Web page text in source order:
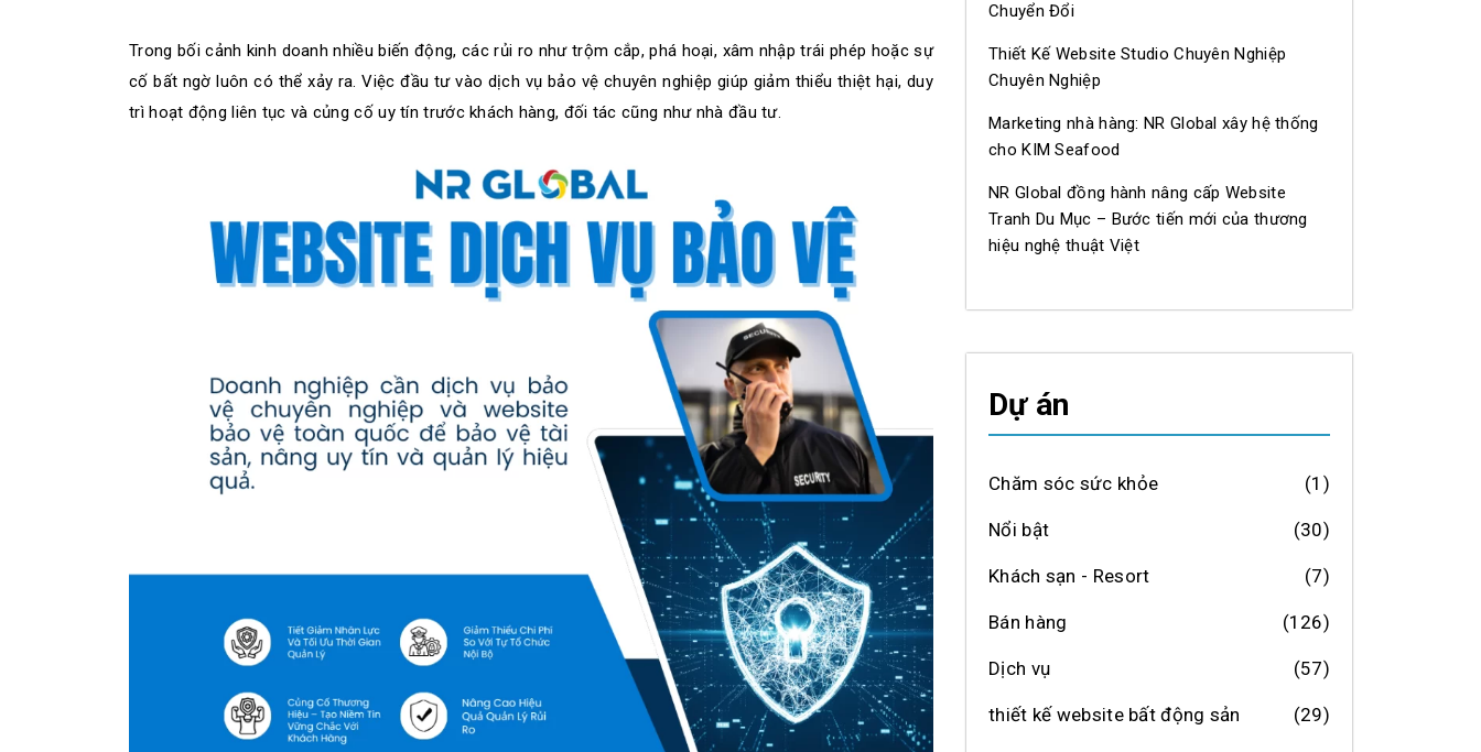
Trong bối cảnh kinh doanh nhiều biến động, các rủi ro như trộm cắp, phá hoại, xâm nhập trái phép hoặc sự
cố bất ngờ luôn có thể xảy ra. Việc đầu tư vào dịch vụ bảo vệ chuyên nghiệp giúp giảm thiểu thiệt hại, duy
trì hoạt động liên tục và củng cố uy tín trước khách hàng, đối tác cũng như nhà đầu tư.
Chuyển Đổi
Thiết Kế Website Studio Chuyên Nghiệp
Chuyên Nghiệp
Marketing nhà hàng: NR Global xây hệ thống
cho KIM Seafood
NR Global đồng hành nâng cấp Website
Tranh Du Mục – Bước tiến mới của thương
hiệu nghệ thuật Việt
Dự án
Chăm sóc sức khỏe (1)
Nổi bật (30)
Khách sạn - Resort (7)
Bán hàng (126)
Dịch vụ (57)
thiết kế website bất động sản (29)